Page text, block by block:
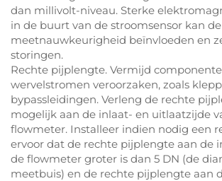
dan millivolt-niveau. Sterke
in de buurt van de stroomsensor kan de
meetnauwkeurigheid beïnvloeden en
storingen.
Rechte pijplengte. Vermijd
wervelstromen veroorzaken, zoals
bypassleidingen. Verleng de rechte
mogelijk aan de inlaat- en uitlaatzijde
flowmeter. Installeer indien nodig een
ervoor dat de rechte pijplengte aan de
de flowmeter groter is dan 5 DN (de
meetbuis) en de rechte pijplengte aan